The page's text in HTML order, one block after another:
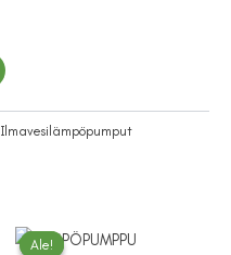
Ilmavesilämpöpumput
Ale!
Ale!